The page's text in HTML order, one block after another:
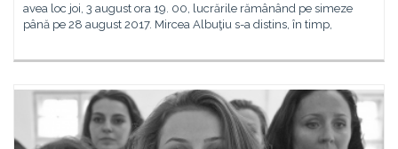
avea loc joi, 3 august ora 19. 00, lucrările rămânând pe simeze
până pe 28 august 2017. Mircea Albuţiu s-a distins, în timp,